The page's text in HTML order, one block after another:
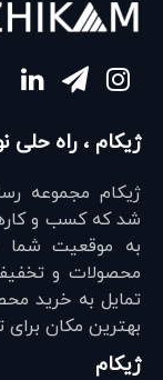
ژیکام ، راه حلی
شد که کسب و
به موقعیت شما
محصولات و
تمایل به خرید
بهترین مکان
ژیکام